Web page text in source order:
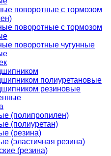
поворотные с тормозом
поворотные с тормозом
поворотные чугунные
полиуретановые
резиновые
(полипропилен)
(полиуретан)
(резина)
(эластичная резина)
(резина)